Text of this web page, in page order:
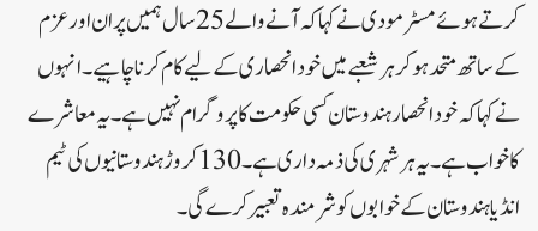
کرتے ہوئے مسٹر مودی نے کہا کہ آنے والے 25 سال ہمیں پران اور عزم
کے ساتھ متحد ہو کر ہر شعبے میں خود انحصاری کے لیے کام کرنا چاہیے۔ انہوں
نے کہا کہ خود انحصار ہندوستان کسی حکومت کا پروگرام نہیں ہے۔ یہ معاشرے
کا خواب ہے۔ یہ ہر شہری کی ذمہ داری ہے۔ 130 کروڑ ہندوستانیوں کی ٹیم
انڈیا ہندوستان کے خوابوں کو شرمندہ تعبیر کرے گی۔